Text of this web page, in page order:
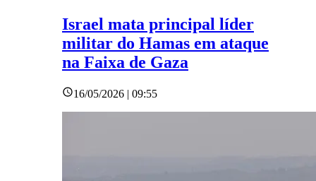
Israel mata principal líder
militar do Hamas em ataque
na Faixa de Gaza
16/05/2026 | 09:55